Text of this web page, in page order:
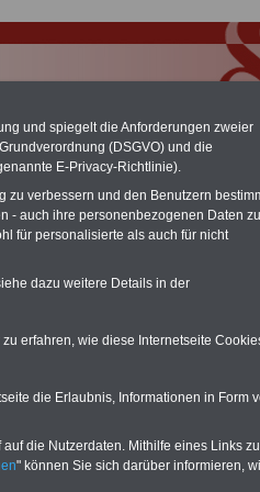
Öffentlichen Dienst oder
, Besoldung, Versorgung,
und Frauen im
des Bundes wegen
und spiegelt die Anforderungen zweier
(DSGVO) und die
E-Privacy-Richtlinie).
zu verbessern und den Benutzern
- auch ihre personenbezogenen Daten
für personalisierte als auch für nicht
dazu weitere Details in der
zu erfahren, wie diese Internetseite
die Erlaubnis, Informationen in Form
die Nutzerdaten. Mithilfe eines Links
" können Sie sich darüber informieren,